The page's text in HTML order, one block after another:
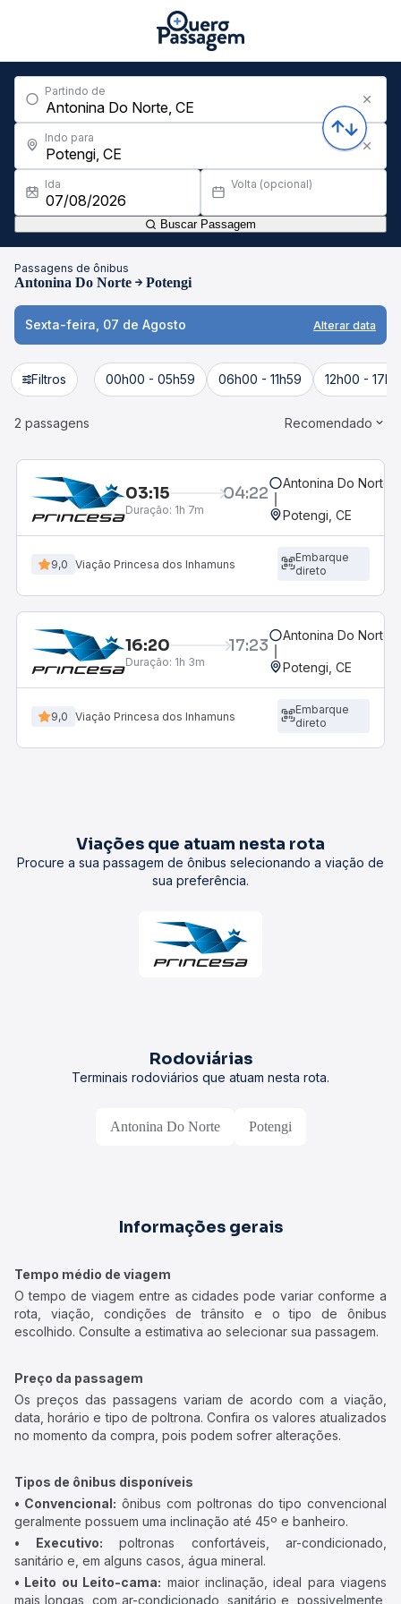
Partindo de
Indo para
Ida Volta (opcional)
Buscar Passagem
Passagens de ônibus
Antonina Do Norte Potengi
Sexta-feira, 07 de Agosto Alterar data
Filtros 00h00 - 05h59 06h00 - 11h59 12h00 -
2 passagens Recomendado
03:15 04:22
Duração: 1h 7m
Antonina Do Norte,
Potengi, CE
9,0 Viação Princesa dos Inhamuns
Embarque
direto
16:20 17:23
Duração: 1h 3m
Antonina Do Norte,
Potengi, CE
9,0 Viação Princesa dos Inhamuns
Embarque
direto
Viações que atuam nesta rota
Procure a sua passagem de ônibus selecionando a viação de
sua preferência.
Rodoviárias
Terminais rodoviários que atuam nesta rota.
Antonina Do Norte Potengi
Informações gerais
Tempo médio de viagem
O tempo de viagem entre as cidades pode variar conforme a
rota, viação, condições de trânsito e o tipo de ônibus
escolhido. Consulte a estimativa ao selecionar sua passagem.
Preço da passagem
Os preços das passagens variam de acordo com a viação,
data, horário e tipo de poltrona. Confira os valores atualizados
no momento da compra, pois podem sofrer alterações.
Tipos de ônibus disponíveis
• Convencional: ônibus com poltronas do tipo convencional
geralmente possuem uma inclinação até 45º e banheiro.
• Executivo: poltronas confortáveis, ar-condicionado,
sanitário e, em alguns casos, água mineral.
• Leito ou Leito-cama: maior inclinação, ideal para viagens
mais longas, com ar-condicionado, sanitário e, possivelmente,